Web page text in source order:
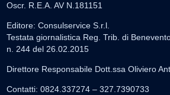
Oscr. R.E.A. AV N.181151
Editore: Consulservice S.r.l.
Testata giornalistica Reg. Trib. di
n. 244 del 26.02.2015
Direttore Responsabile Dott.ssa Oliviero
Contatti: 0824.337274 – 327.7390733